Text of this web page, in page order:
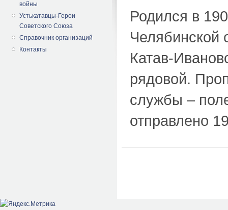
войны
Устькатавцы-Герои
Советского Союза
Справочник организаций
Контакты
Родился в
Челябинской
Катав-
рядовой.
службы –
отправлено